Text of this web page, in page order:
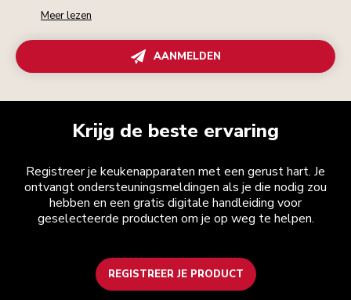
Meer lezen
AANMELDEN
Krijg de beste ervaring
Registreer je keukenapparaten met een gerust hart. Je
ontvangt ondersteuningsmeldingen als je die nodig zou
hebben en een gratis digitale handleiding voor
geselecteerde producten om je op weg te helpen.
REGISTREER JE PRODUCT